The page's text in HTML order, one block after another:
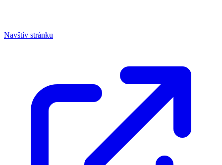
Navštív stránku